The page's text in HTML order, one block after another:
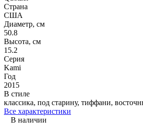
Страна
США
Диаметр, см
50.8
Высота, см
15.2
Серия
Kami
Год
2015
В стиле
классика, под старину, тиффани,
Все характеристики
В наличии